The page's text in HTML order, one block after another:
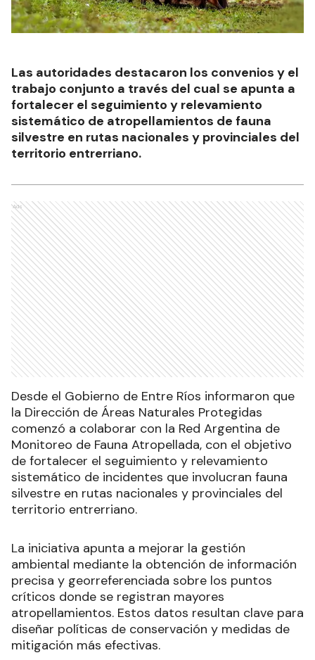
Las autoridades destacaron los convenios y el
trabajo conjunto a través del cual se apunta a
fortalecer el seguimiento y relevamiento
sistemático de atropellamientos de fauna
silvestre en rutas nacionales y provinciales del
territorio entrerriano.
Ads
Desde el Gobierno de Entre Ríos informaron que
la Dirección de Áreas Naturales Protegidas
comenzó a colaborar con la Red Argentina de
Monitoreo de Fauna Atropellada, con el objetivo
de fortalecer el seguimiento y relevamiento
sistemático de incidentes que involucran fauna
silvestre en rutas nacionales y provinciales del
territorio entrerriano.
La iniciativa apunta a mejorar la gestión
ambiental mediante la obtención de información
precisa y georreferenciada sobre los puntos
críticos donde se registran mayores
atropellamientos. Estos datos resultan clave para
diseñar políticas de conservación y medidas de
mitigación más efectivas.